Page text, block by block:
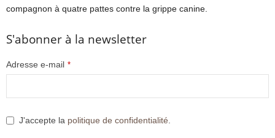
compagnon à quatre pattes contre la grippe canine.
S'abonner à la newsletter
Adresse e-mail *
J'accepte la politique de confidentialité.